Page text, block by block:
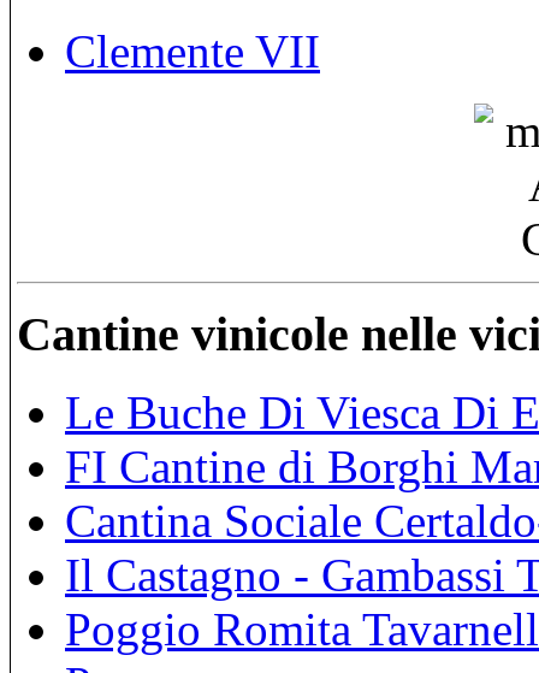
Clemente VII
Cantine vinicole nelle
Le Buche Di Viesca Di
FI Cantine di Borghi
Cantina Sociale
Il Castagno - Gambassi
Poggio Romita